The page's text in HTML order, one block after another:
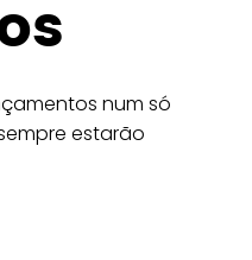
num só
estarão